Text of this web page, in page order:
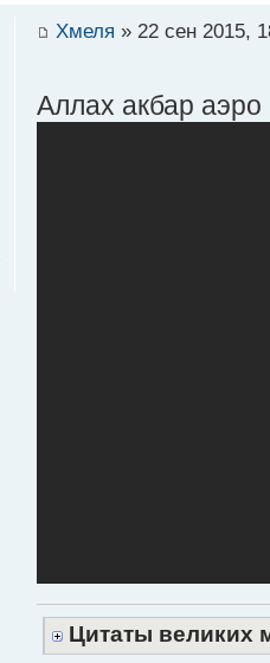
Хмеля » 22 сен 2015,
Аллах акбар
Цитаты великих